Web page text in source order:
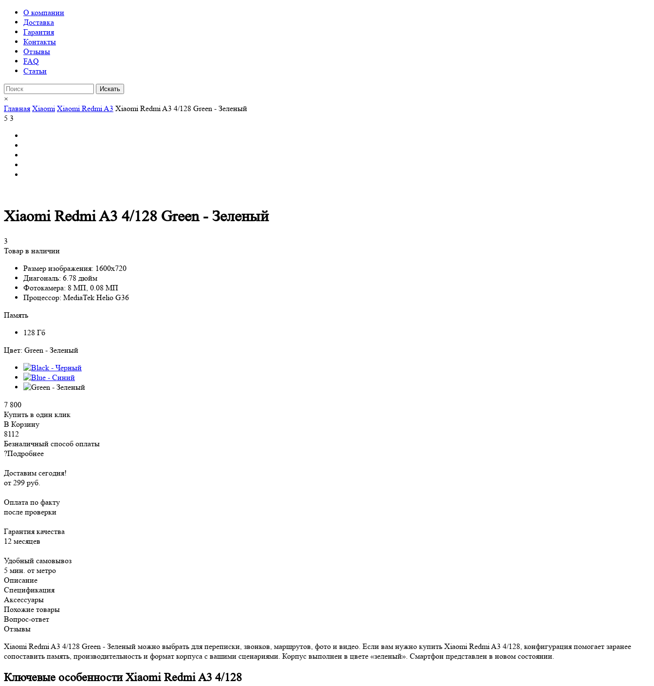
О компании
Доставка
Гарантия
Контакты
Отзывы
FAQ
Статьи
×
Главная Xiaomi Xiaomi Redmi A3 Xiaomi Redmi A3 4/128 Green - Зеленый
5 3
Xiaomi Redmi A3 4/128 Green - Зеленый
3
Товар в наличии
Размер изображения: 1600x720
Диагональ: 6.78 дюйм
Фотокамера: 8 МП, 0.08 МП
Процессор: MediaTek Helio G36
Память
128 Гб
Цвет: Green - Зеленый
7 800
Купить в один клик
В Корзину
8112
Безналичный способ оплаты
?Подробнее
Доставим сегодня!
от 299 руб.
Оплата по факту
после проверки
Гарантия качества
12 месяцев
Удобный самовывоз
5 мин. от метро
Описание
Спецификация
Аксессуары
Похожие товары
Вопрос-ответ
Отзывы
Xiaomi Redmi A3 4/128 Green - Зеленый можно выбрать для переписки, звонков, маршрутов, фото и видео. Если вам нужно купить Xiaomi Redmi A3 4/128, конфигурация помогает заранее
сопоставить память, производительность и формат корпуса с вашими сценариями. Корпус выполнен в цвете «зеленый». Смартфон представлен в новом состоянии.
Ключевые особенности Xiaomi Redmi A3 4/128